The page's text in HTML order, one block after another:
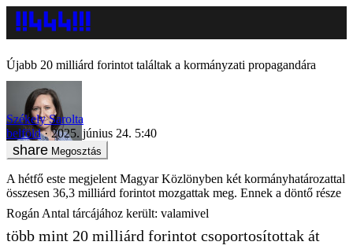
Újabb 20 milliárd forintot találtak a kormányzati propagandára
Székely Sarolta
belföld
2025. június 24. 5:40
Megosztás
A hétfő este megjelent Magyar Közlönyben két kormányhatározattal
összesen 36,3 milliárd forintot mozgattak meg. Ennek a döntő része
Rogán Antal tárcájához került: valamivel
több mint 20 milliárd forintot csoportosítottak át